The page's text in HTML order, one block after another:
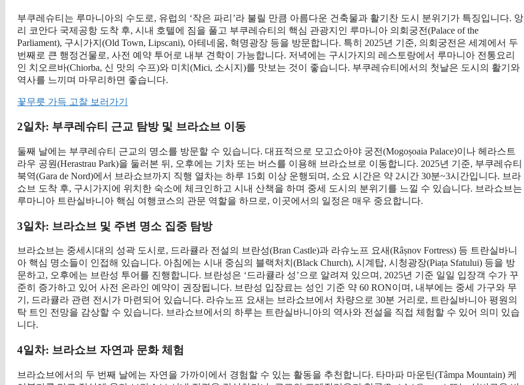
부쿠레슈티는 루마니아의 수도로, 유럽의 ‘작은 파리’라 불릴 만큼 아름다운 건축물과 활기찬 도시 분위기가 특징입니다. 앙
리 코안다 국제공항 도착 후, 시내 호텔에 짐을 풀고 부쿠레슈티의 핵심 관광지인 루마니아 의회궁전(Palace of the
Parliament), 구시가지(Old Town, Lipscani), 아테네움, 혁명광장 등을 방문합니다. 특히 2025년 기준, 의회궁전은 세계에서 두
번째로 큰 행정건물로, 사전 예약 투어로 내부 견학이 가능합니다. 저녁에는 구시가지의 레스토랑에서 루마니아 전통요리
인 치오르바(Chiorba, 신 맛의 수프)와 미치(Mici, 소시지)를 맛보는 것이 좋습니다. 부쿠레슈티에서의 첫날은 도시의 활기와
역사를 느끼며 마무리하면 좋습니다.
꽃무릇 가득 고찰 보러가기
2일차: 부쿠레슈티 근교 탐방 및 브라쇼브 이동
둘째 날에는 부쿠레슈티 근교의 명소를 방문할 수 있습니다. 대표적으로 모고쇼아야 궁전(Mogoșoaia Palace)이나 헤라스트
라우 공원(Herastrau Park)을 둘러본 뒤, 오후에는 기차 또는 버스를 이용해 브라쇼브로 이동합니다. 2025년 기준, 부쿠레슈티
북역(Gara de Nord)에서 브라쇼브까지 직행 열차는 하루 15회 이상 운행되며, 소요 시간은 약 2시간 30분~3시간입니다. 브라
쇼브 도착 후, 구시가지에 위치한 숙소에 체크인하고 시내 산책을 하며 중세 도시의 분위기를 느낄 수 있습니다. 브라쇼브는
루마니아 트란실바니아 핵심 여행코스의 관문 역할을 하므로, 이곳에서의 일정은 매우 중요합니다.
3일차: 브라쇼브 및 주변 명소 집중 탐방
브라쇼브는 중세시대의 성곽 도시로, 드라큘라 전설의 브란성(Bran Castle)과 라슈노프 요새(Râșnov Fortress) 등 트란실바니
아 핵심 명소들이 인접해 있습니다. 아침에는 시내 중심의 블랙처치(Black Church), 시계탑, 시청광장(Piața Sfatului) 등을 방
문하고, 오후에는 브란성 투어를 진행합니다. 브란성은 ‘드라큘라 성’으로 알려져 있으며, 2025년 기준 일일 입장객 수가 꾸
준히 증가하고 있어 사전 온라인 예약이 권장됩니다. 브란성 입장료는 성인 기준 약 60 RON이며, 내부에는 중세 가구와 무
기, 드라큘라 관련 전시가 마련되어 있습니다. 라슈노프 요새는 브라쇼브에서 차량으로 30분 거리로, 트란실바니아 평원의
탁 트인 전망을 감상할 수 있습니다. 브라쇼브에서의 하루는 트란실바니아의 역사와 전설을 직접 체험할 수 있어 의미 있습
니다.
4일차: 브라쇼브 자연과 문화 체험
브라쇼브에서의 두 번째 날에는 자연을 가까이에서 경험할 수 있는 활동을 추천합니다. 타마파 마운틴(Tâmpa Mountain) 케